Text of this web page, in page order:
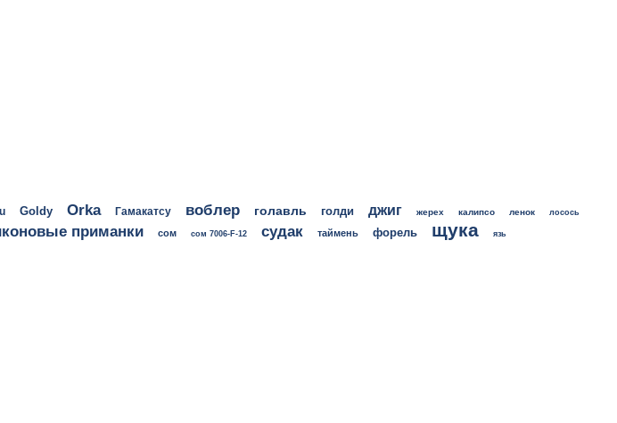
Goldy Orka Гамакатсу воблер голавль голди джиг жерех калипсо ленок лосось
приманки сом сом 7006-F-12 судак таймень форель щука язь